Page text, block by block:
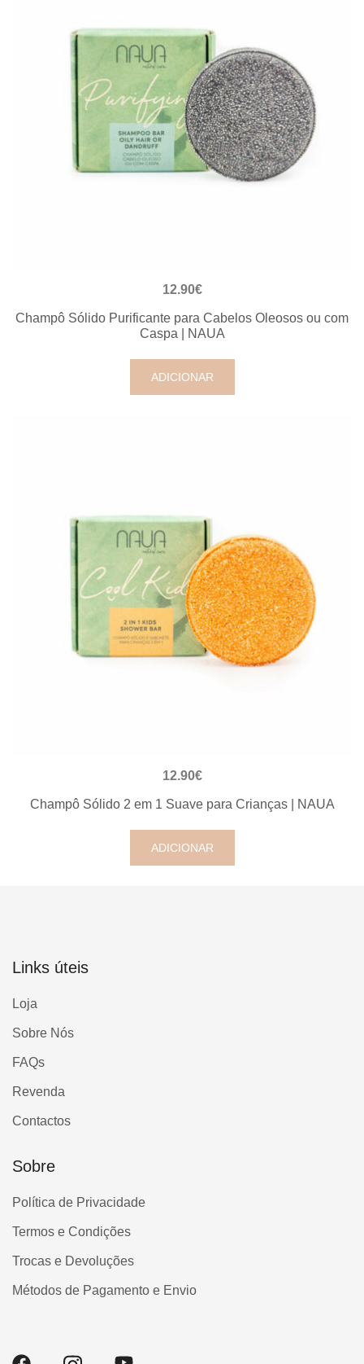
VISUALIZAÇÃO RÁPIDA
12.90€
Champô Sólido Purificante para Cabelos Oleosos ou com
Caspa | NAUA
ADICIONAR
VISUALIZAÇÃO RÁPIDA
12.90€
Champô Sólido 2 em 1 Suave para Crianças | NAUA
ADICIONAR
Links úteis
Loja
Sobre Nós
FAQs
Revenda
Contactos
Sobre
Política de Privacidade
Termos e Condições
Trocas e Devoluções
Métodos de Pagamento e Envio